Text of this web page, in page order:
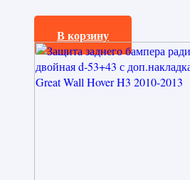
19080,0₽
В корзину